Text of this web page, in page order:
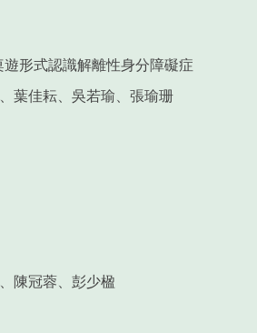
形式認識解離性身分障礙症
葉佳耘、吳若瑜、張瑜珊
陳冠蓉、彭少楹